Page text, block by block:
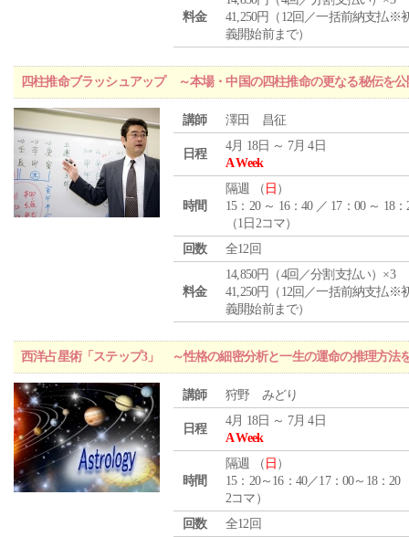
料金
41,250円（12回／一括前納支払※
義開始前まで）
四柱推命ブラッシュアップ ～本場・中国の四柱推命の更なる秘伝を
講師 澤田 昌征
日程
4月 18日 ～ 7月 4日
A Week
時間
隔週 （ 日 ）
15：20 ～ 16：40 ／ 17：00 ～ 18：
（1日2コマ）
回数
全12回
料金
14,850円（4回／分割支払い）×3
41,250円（12回／一括前納支払※
義開始前まで）
西洋占星術「ステップ3」 ～性格の細密分析と一生の運命の推理方法
講師 狩野 みどり
日程
4月 18日 ～ 7月 4日
A Week
時間
隔週 （ 日 ）
15：20～16：40／17：00～18：20
2コマ）
回数
全12回